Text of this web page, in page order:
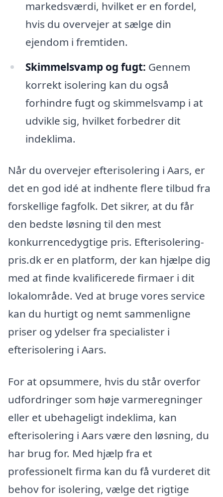
markedsværdi, hvilket er en fordel,
hvis du overvejer at sælge din
ejendom i fremtiden.
Skimmelsvamp og fugt: Gennem
korrekt isolering kan du også
forhindre fugt og skimmelsvamp i at
udvikle sig, hvilket forbedrer dit
indeklima.
Når du overvejer efterisolering i Aars, er
det en god idé at indhente flere tilbud fra
forskellige fagfolk. Det sikrer, at du får
den bedste løsning til den mest
konkurrencedygtige pris. Efterisolering-
pris.dk er en platform, der kan hjælpe dig
med at finde kvalificerede firmaer i dit
lokalområde. Ved at bruge vores service
kan du hurtigt og nemt sammenligne
priser og ydelser fra specialister i
efterisolering i Aars.
For at opsummere, hvis du står overfor
udfordringer som høje varmeregninger
eller et ubehageligt indeklima, kan
efterisolering i Aars være den løsning, du
har brug for. Med hjælp fra et
professionelt firma kan du få vurderet dit
behov for isolering, vælge det rigtige